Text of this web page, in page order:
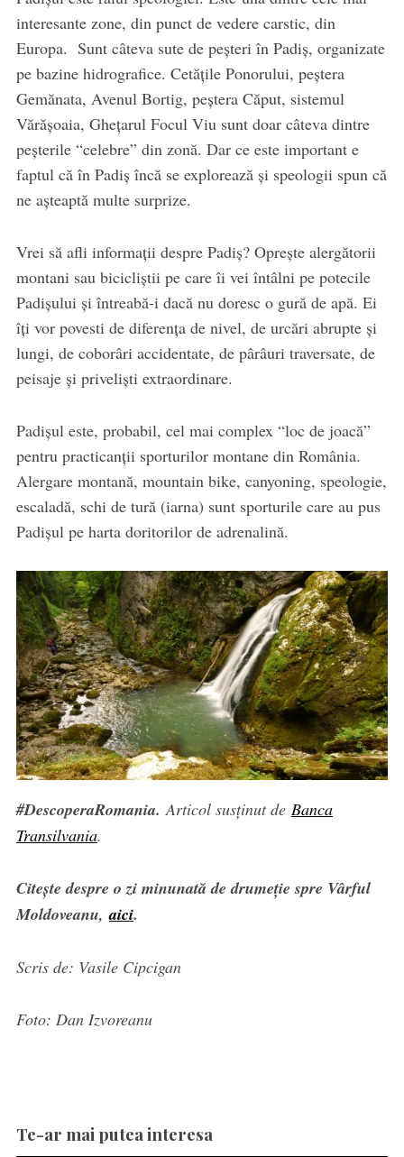
interesante zone, din punct de vedere carstic, din
Europa. Sunt câteva sute de peșteri în Padiș, organizate
pe bazine hidrografice. Cetățile Ponorului, peștera
Gemănata, Avenul Bortig, peștera Căput, sistemul
Vărășoaia, Ghețarul Focul Viu sunt doar câteva dintre
peșterile “celebre” din zonă. Dar ce este important e
faptul că în Padiș încă se explorează și speologii spun că
ne așteaptă multe surprize.
Vrei să afli informații despre Padiș? Oprește alergătorii
montani sau bicicliștii pe care îi vei întâlni pe potecile
Padișului și întreabă-i dacă nu doresc o gură de apă. Ei
îți vor povesti de diferența de nivel, de urcări abrupte și
lungi, de coborâri accidentate, de pârâuri traversate, de
peisaje și priveliști extraordinare.
Padișul este, probabil, cel mai complex “loc de joacă”
pentru practicanții sporturilor montane din România.
Alergare montană, mountain bike, canyoning, speologie,
escaladă, schi de tură (iarna) sunt sporturile care au pus
Padișul pe harta doritorilor de adrenalină.
#DescoperaRomania.Articol susținut de Banca
Transilvania.
Citește despre o zi minunată de drumeție spre Vârful
Moldoveanu,aici.
Scris de: Vasile Cipcigan
Foto: Dan Izvoreanu
Te-ar mai putea interesa